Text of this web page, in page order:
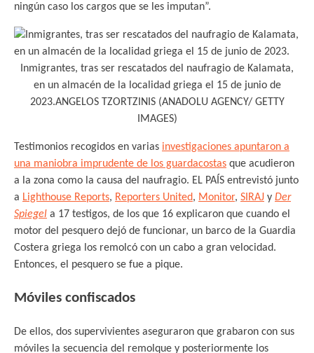
ningún caso los cargos que se les imputan”.
Inmigrantes, tras ser rescatados del naufragio de Kalamata,
en un almacén de la localidad griega el 15 de junio de
2023.ANGELOS TZORTZINIS (ANADOLU AGENCY/ GETTY
IMAGES)
Testimonios recogidos en varias investigaciones apuntaron a
una maniobra imprudente de los guardacostas que acudieron
a la zona como la causa del naufragio. EL PAÍS entrevistó junto
a Lighthouse Reports, Reporters United, Monitor, SIRAJ y Der
Spiegel a 17 testigos, de los que 16 explicaron que cuando el
motor del pesquero dejó de funcionar, un barco de la Guardia
Costera griega los remolcó con un cabo a gran velocidad.
Entonces, el pesquero se fue a pique.
Móviles confiscados
De ellos, dos supervivientes aseguraron que grabaron con sus
móviles la secuencia del remolque y posteriormente los